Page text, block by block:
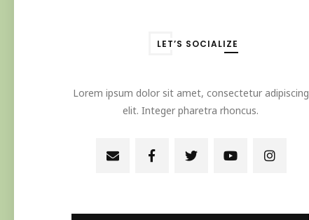
LET’S SOCIALIZE
Lorem ipsum dolor sit amet, consectetur adipiscing
elit. Integer pharetra rhoncus.